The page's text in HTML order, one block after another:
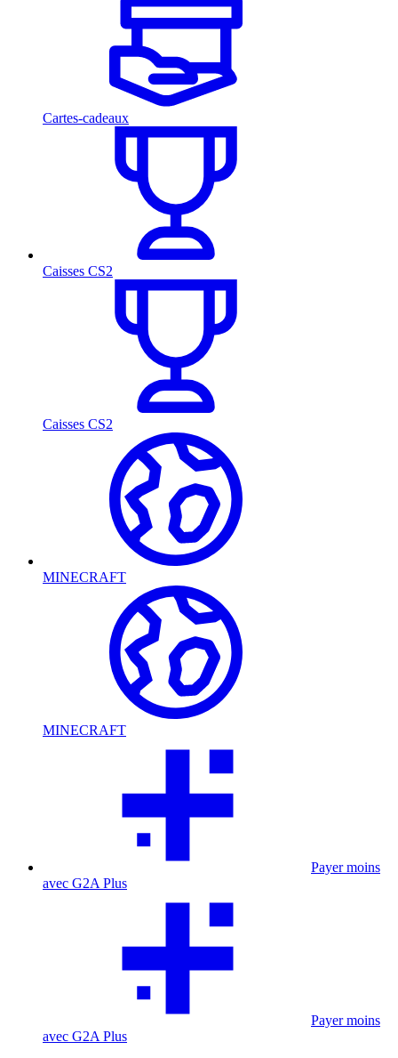
Cartes-cadeaux
Caisses CS2
Caisses CS2
MINECRAFT
MINECRAFT
Payer moins
avec G2A Plus
Payer moins
avec G2A Plus